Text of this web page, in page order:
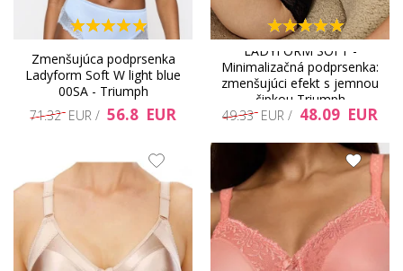
Zmenšujúca podprsenka
Ladyform Soft W light blue
00SA - Triumph
71.32 EUR / 56.8 EUR
LADYFORM SOFT -
Minimalizačná podprsenka:
zmenšujúci efekt s jemnou
čipkou Triumph
49.33 EUR / 48.09 EUR